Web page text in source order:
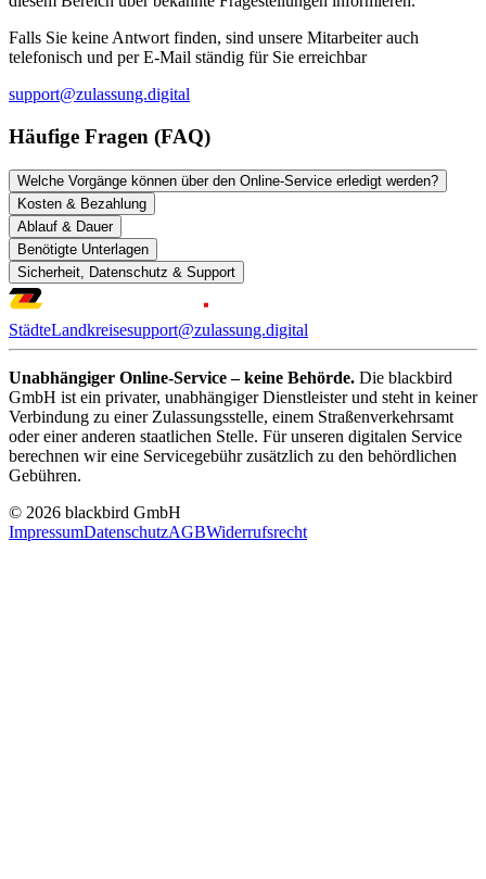
Falls Sie keine Antwort finden, sind unsere Mitarbeiter auch
telefonisch und per E-Mail ständig für Sie erreichbar
support@zulassung.digital
Häufige Fragen (FAQ)
Welche Vorgänge können über den Online-Service erledigt werden?
Kosten & Bezahlung
Ablauf & Dauer
Benötigte Unterlagen
Sicherheit, Datenschutz & Support
StädteLandkreisesupport@zulassung.digital
Unabhängiger Online-Service – keine Behörde. Die blackbird
GmbH ist ein privater, unabhängiger Dienstleister und steht in keiner
Verbindung zu einer Zulassungsstelle, einem Straßenverkehrsamt
oder einer anderen staatlichen Stelle. Für unseren digitalen Service
berechnen wir eine Servicegebühr zusätzlich zu den behördlichen
Gebühren.
© 2026 blackbird GmbH
ImpressumDatenschutzAGBWiderrufsrecht